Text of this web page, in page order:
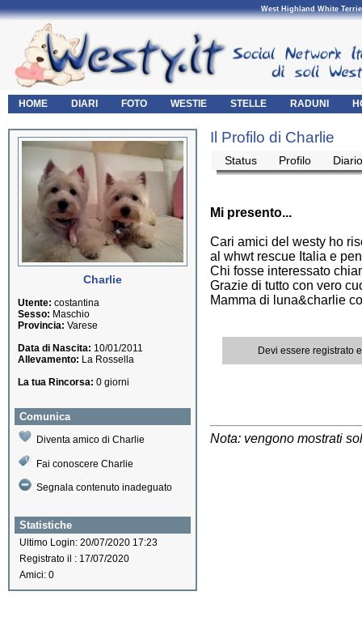
West Highland White
HOME DIARI FOTO WESTIE STELLE RADUNI
Charlie
Utente: costantina
Sesso: Maschio
Provincia: Varese
Data di Nascita: 10/01/2011
Allevamento: La Rossella
La tua Rincorsa: 0 giorni
Comunica
Diventa amico di Charlie
Fai conoscere Charlie
Segnala contenuto inadeguato
Statistiche
Ultimo Login: 20/07/2020 17:23
Registrato il : 17/07/2020
Amici: 0
Il Profilo di Charlie
Status Profilo Diario
Mi presento...
Cari amici del westy ho
al whwt rescue Italia e
Chi fosse interessato
Grazie di tutto con vero
Mamma di luna&charlie
Devi essere registrato
Nota: vengono mostrati